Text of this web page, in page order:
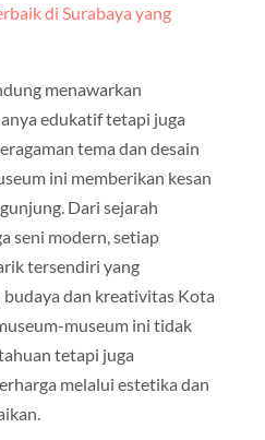
di Surabaya yang
menawarkan
edukatif tetapi juga
tema dan desain
ini memberikan kesan
Dari sejarah
seni modern, setiap
tersendiri yang
dan kreativitas Kota
museum ini tidak
tetapi juga
melalui estetika dan